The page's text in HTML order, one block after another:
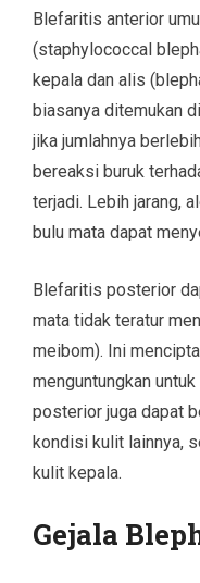
Blefaritis anterior
(staphylococcal
kepala dan alis
biasanya ditemukan
jika jumlahnya
bereaksi buruk
terjadi. Lebih jarang,
bulu mata dapat
Blefaritis posterior
mata tidak teratur
meibom). Ini
menguntungkan
posterior juga dapat
kondisi kulit lainnya,
kulit kepala.
Gejala